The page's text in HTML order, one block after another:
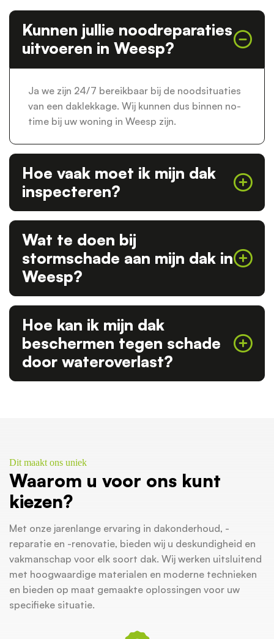
Kunnen jullie noodreparaties
uitvoeren in Weesp?
Ja we zijn 24/7 bereikbaar bij de noodsituaties
van een daklekkage. Wij kunnen dus binnen no-
time bij uw woning in Weesp zijn.
Hoe vaak moet ik mijn dak
inspecteren?
Wat te doen bij
stormschade aan mijn dak in
Weesp?
Hoe kan ik mijn dak
beschermen tegen schade
door wateroverlast?
Dit maakt ons uniek
Waarom u voor ons kunt
kiezen?
Met onze jarenlange ervaring in dakonderhoud, -
reparatie en -renovatie, bieden wij u deskundigheid en
vakmanschap voor elk soort dak. Wij werken uitsluitend
met hoogwaardige materialen en moderne technieken
en bieden op maat gemaakte oplossingen voor uw
specifieke situatie.